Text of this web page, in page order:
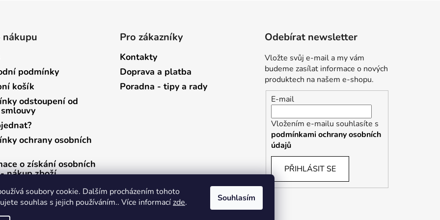
soubory cookie. Dalším procházením tohoto
souhlas s jejich používáním.. Více informacízde. Souhlasím
nákupu
podmínky
košík
odstoupení od
ochrany osobních
o získání osobních
nákup zboží
o získání osobních
zasílání newsletterů
Pro zákazníky
Kontakty
Doprava a platba
Poradna - tipy a rady
Odebírat newsletter
Vložte svůj e-mail a my vám
budeme zasílat informace o nových
produktech na našem e-shopu.
E-mail
Vložením e-mailu souhlasíte s
podmínkami ochrany osobních
údajů
PŘIHLÁSIT SE